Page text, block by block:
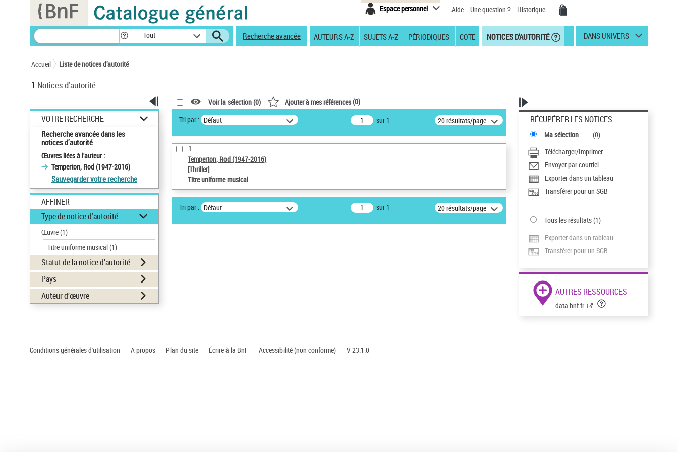
Espace personnel Aide Une question ? Historique
Tout Recherche avancée AUTEURS A-Z SUJETS A-Z PÉRIODIQUES COTE NOTICES D'AUTORITÉ DANS UNIVERS
Accueil Liste de notices d’autorité
1 Notices d'autorité
VOTRE RECHERCHE
Recherche avancée dans les
notices d’autorité
Œuvres liées à l'auteur :
Temperton, Rod (1947-2016)
Sauvegarder votre recherche
AFFINER
Type de notice d'autorité
Œuvre(1)
Titre uniforme musical(1)
Statut de la notice d’autorité
Pays
Auteur d’œuvre
Voir la sélection (0) Ajouter à mes références(0)
Tri par : Défaut sur 1 20 résultats/page
1
Temperton, Rod (1947-2016)
[Thriller]
Titre uniforme musical
Tri par : Défaut sur 1 20 résultats/page
RÉCUPÉRER LES NOTICES
Ma sélection (0)
Télécharger/Imprimer
Envoyer par courriel
Exporter dans un tableau
Transférer pour un SGB
Tous les résultats(1)
Exporter dans un tableau
Transférer pour un SGB
AUTRES RESSOURCES
data.bnf.fr
Conditions générales d'utilisation | A propos | Plan du site | Écrire à la BnF | Accessibilité (non conforme) | V 23.1.0
Panneau de gestion des cookies